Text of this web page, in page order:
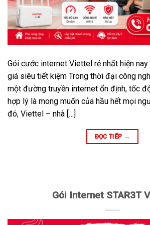
Gói cước internet Viettel rẻ nhất hiện
giá siêu tiết kiệm Trong thời đại công
một đường truyền internet ổn định, tốc
hợp lý là mong muốn của hầu hết mọi
đó, Viettel – nhà […]
ĐỌC TIẾP →
Gói Internet STAR3T